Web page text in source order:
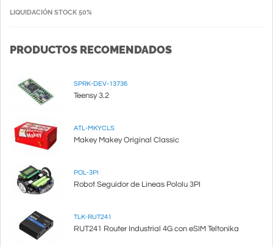
LIQUIDACIÓN STOCK 50%
PRODUCTOS RECOMENDADOS
SPRK-DEV-13736
Teensy 3.2
ATL-MKYCLS
Makey Makey Original Classic
POL-3PI
Robot Seguidor de Lineas Pololu 3PI
TLK-RUT241
RUT241 Router Industrial 4G con eSIM Teltonika